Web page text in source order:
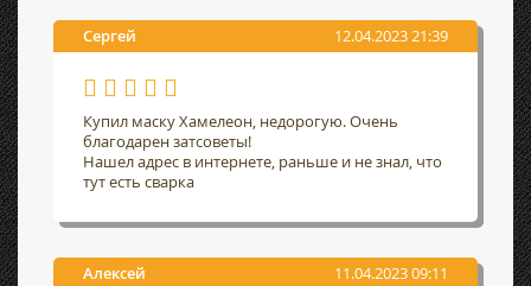
Сергей 12.04.2023 21:39
Купил маску Хамелеон, недорогую. Очень
благодарен затсоветы!
Нашел адрес в интернете, раньше и не знал, что
тут есть сварка
Алексей 11.04.2023 09:11